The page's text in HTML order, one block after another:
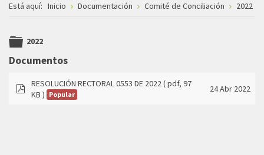
Está aquí: Inicio Documentación Comité de Conciliación 2022
folder
2022
Documentos
pdf
RESOLUCIÓN RECTORAL 0553 DE 2022( pdf, 97
KB ) Popular
24 Abr 2022